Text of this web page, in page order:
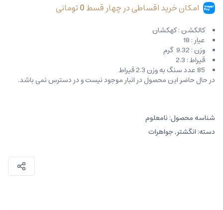
امکان خرید اقساطی در چهار قسط0تومانی
کالکشن : کهکشان
عیار : 18
وزن : 9.32 گرم
قیراط : 2.3
85 عدد سنگ به وزن 2.3 قیراط
در حال حاضر این محصول در انبار موجود نیست و در دسترس نمی باشد.
شناسه محصول: نامعلوم
دسته: انگشتر,جواهرات